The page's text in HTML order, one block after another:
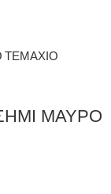
ΜΑΥΡΟ